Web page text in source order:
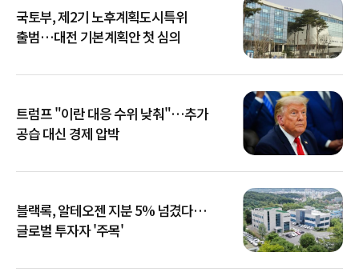
국토부, 제2기 노후계획도시특위
출범…대전 기본계획안 첫 심의
트럼프 "이란 대응 수위 낮춰"…추가
공습 대신 경제 압박
블랙록, 알테오젠 지분 5% 넘겼다…
글로벌 투자자 '주목'